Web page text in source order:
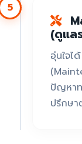
5
(ดูแล
อุ่นใจไ
ปัญหาท
ปรึกษา